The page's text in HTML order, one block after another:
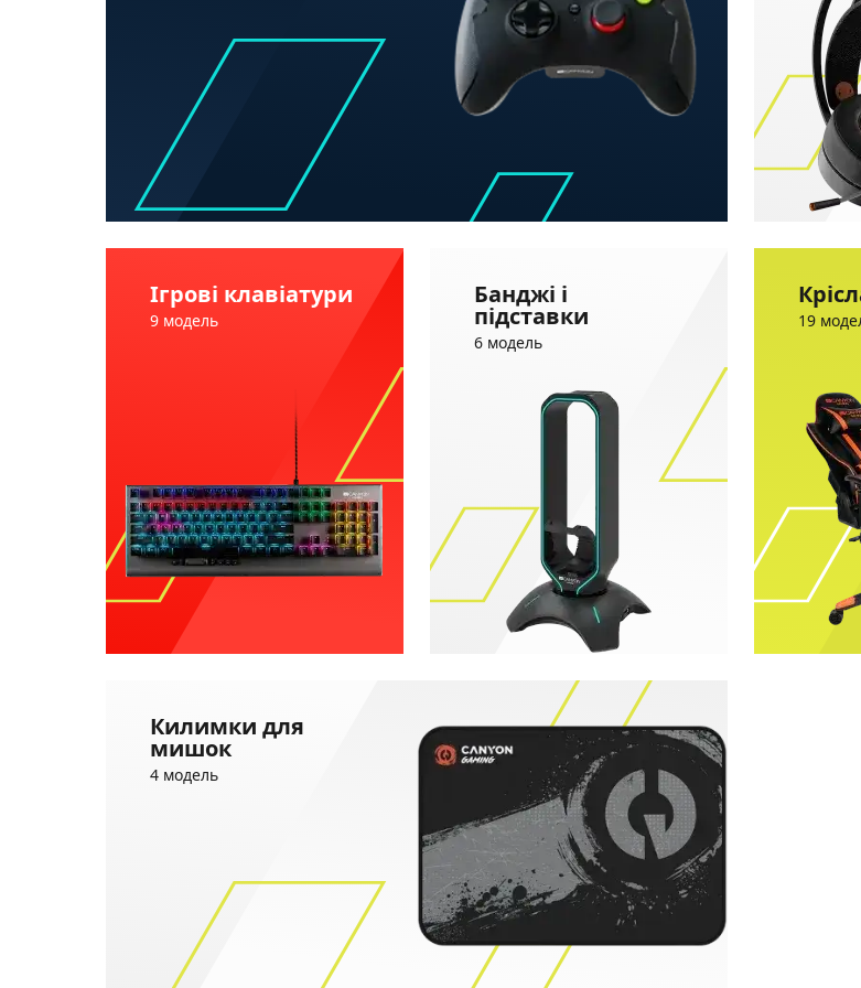
Ігрові клавіатури
9 модель
Банджі і
підставки
6 модель
19
Килимки для
мишок
4 модель